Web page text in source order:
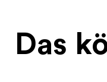
Das